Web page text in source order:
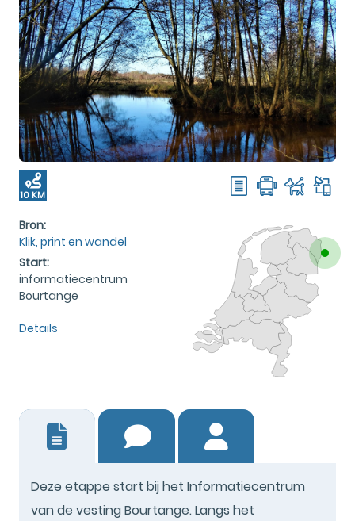
10 KM
Bron:
Klik, print en wandel
Start:
informatiecentrum
Bourtange
Details
Deze etappe start bij het Informatiecentrum
van de vesting Bourtange. Langs het